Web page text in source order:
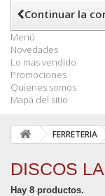
Continuar la
Menú
Novedades
Lo mas vendido
Promociones
Quienes somos
Mapa del sitio
FERRETERIA
DISCOS
Hay 8 productos.